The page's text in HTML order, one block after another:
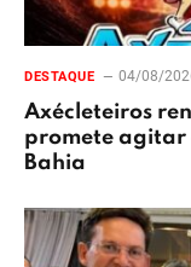
DESTAQUE 04/08/
Axécleteiros
promete agitar
Bahia